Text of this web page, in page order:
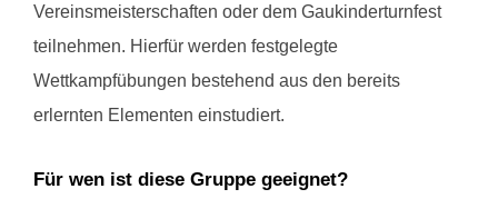
Vereinsmeisterschaften oder dem Gaukinderturnfest
teilnehmen. Hierfür werden festgelegte
Wettkampfübungen bestehend aus den bereits
erlernten Elementen einstudiert.
Für wen ist diese Gruppe geeignet?